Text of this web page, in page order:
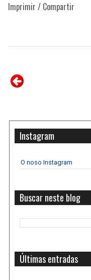
Imprimir / Compartir
Instagram
O noso Instagram
Buscar neste blog
Últimas entradas